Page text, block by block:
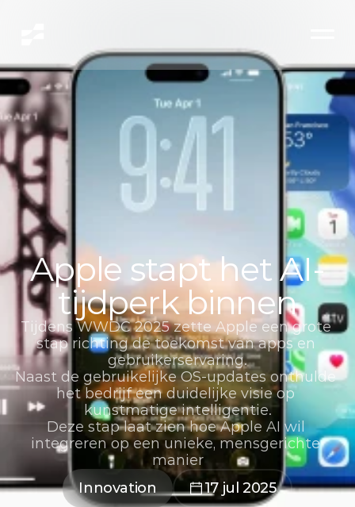
Apple stapt het AI-
tijdperk binnen
Tijdens WWDC 2025 zette Apple een grote
stap richting de toekomst van apps en
gebruikerservaring.
Naast de gebruikelijke OS-updates onthulde
het bedrijf een duidelijke visie op
kunstmatige intelligentie.
Deze stap laat zien hoe Apple AI wil
integreren op een unieke, mensgerichte
manier
Innovation
17 jul 2025